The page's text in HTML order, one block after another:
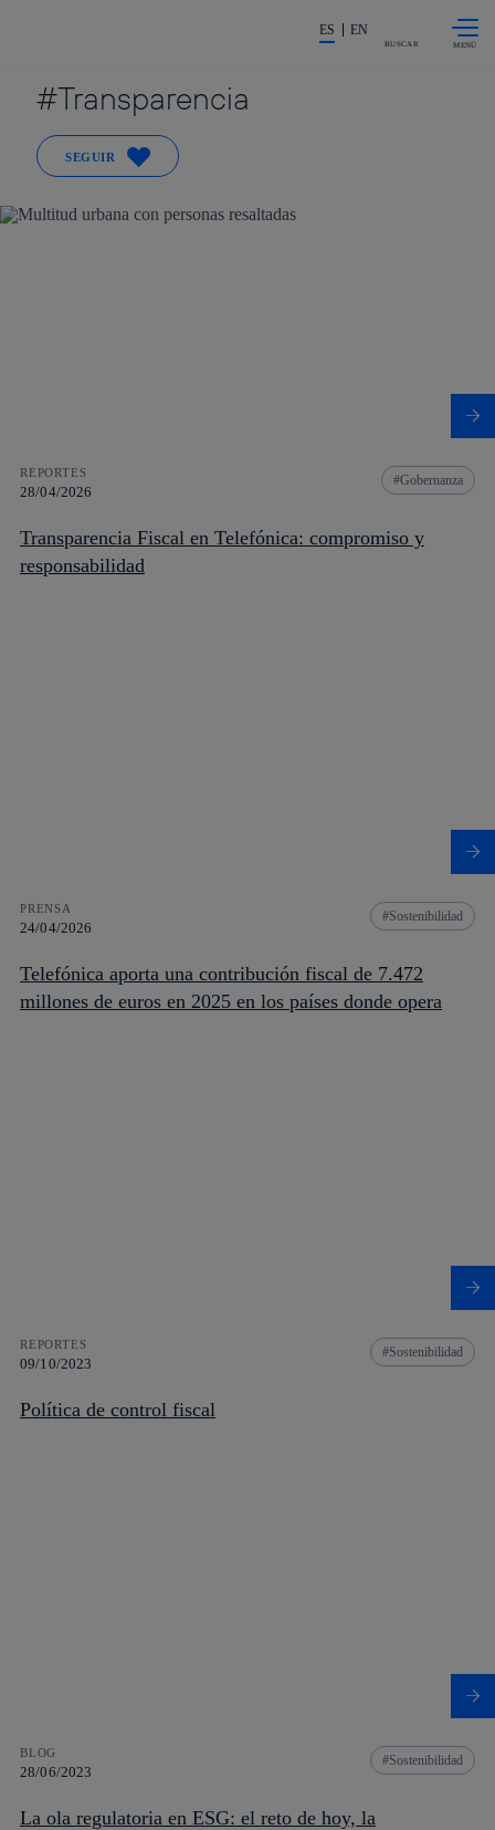
La acción en accionistas e
ES EN
BUSCAR
Transparencia
SEGUIR
REPORTES
28/04/2026
Gobernanza
Transparencia Fiscal en Telefónica: compromiso y
responsabilidad
PRENSA
24/04/2026
Sostenibilidad
Telefónica aporta una contribución fiscal de 7.472
millones de euros en 2025 en los países donde opera
REPORTES
09/10/2023
Sostenibilidad
Política de control fiscal
BLOG
28/06/2023
Sostenibilidad
La ola regulatoria en ESG: el reto de hoy, la